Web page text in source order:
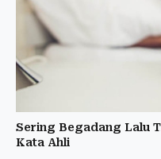
Sering Begadang Lalu
Kata Ahli